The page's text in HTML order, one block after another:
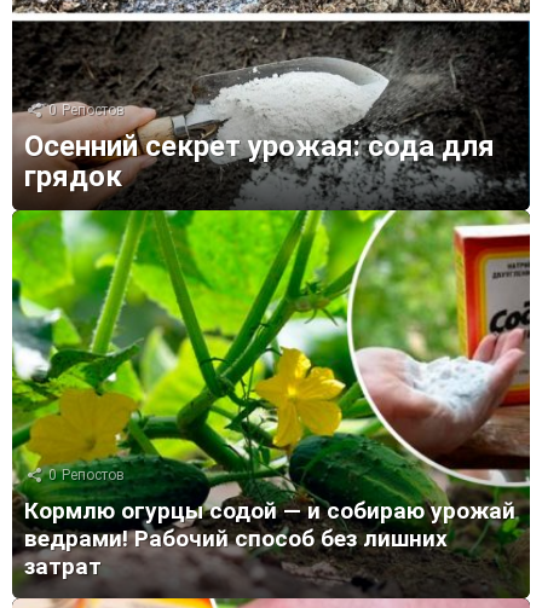
0 Репостов
Осенний секрет урожая: сода для
грядок
0 Репостов
Кормлю огурцы содой — и собираю урожай
ведрами! Рабочий способ без лишних
затрат